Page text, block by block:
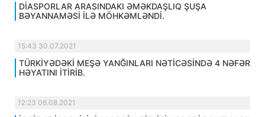
DİASPORLAR ARASINDAKI ƏMƏKDAŞLIQ ŞUŞA
BƏYANNAMƏSİ İLƏ MÖHKƏMLƏNDİ.
15:43 30.07.2021
TÜRKİYƏDƏKİ MEŞƏ YANĞINLARI NƏTİCƏSİNDƏ 4 NƏFƏR
HƏYATINI İTİRİB.
12:23 06.08.2021